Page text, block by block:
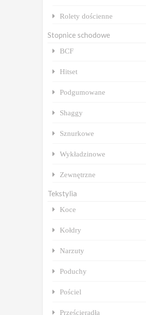
Rolety dościenne
Stopnice schodowe
BCF
Hitset
Podgumowane
Shaggy
Sznurkowe
Wykładzinowe
Zewnętrzne
Tekstylia
Koce
Kołdry
Narzuty
Poduchy
Pościel
Prześcieradła